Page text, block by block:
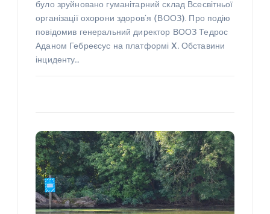
було зруйновано гуманітарний склад Всесвітньої
організації охорони здоров’я (ВООЗ). Про подію
повідомив генеральний директор ВООЗ Тедрос
Аданом Гебреєсус на платформі X. Обставини
інциденту…